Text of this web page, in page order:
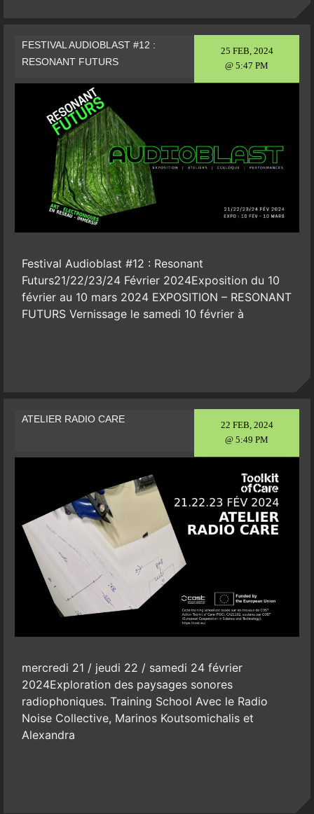
25 FEB, 2024
@ 5:47 PM
FESTIVAL AUDIOBLAST #12 :
RESONANT FUTURS
Festival Audioblast #12 : Resonant
Futurs21/22/23/24 Février 2024Exposition du 10
février au 10 mars 2024 EXPOSITION – RESONANT
FUTURS Vernissage le samedi 10 février à
22 FEB, 2024
@ 5:49 PM
ATELIER RADIO CARE
mercredi 21 / jeudi 22 / samedi 24 février
2024Exploration des paysages sonores
radiophoniques. Training School Avec le Radio
Noise Collective, Marinos Koutsomichalis et
Alexandra